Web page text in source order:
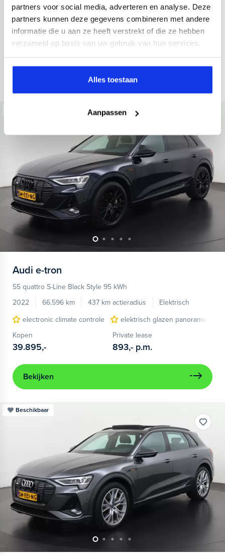
partners voor social media, adverteren en analyse. Deze
partners kunnen deze gegevens combineren met andere
informatie die u aan ze heeft verstrekt of die ze hebben
verzameld op basis van uw gebruik van hun services.
Alles toestaan
Aanpassen
34.998 km 437 km actieradius
Elektrisch
electronic climate controle
elektrisch glazen panorama-dak
Kopen
36.895,-
Private lease
793,- p.m.
Audi e-tron
55 quattro S-Line Black Style 95 kWh
2022
66.596 km 437 km actieradius
Elektrisch
electronic climate controle
elektrisch glazen panorama-dak
Kopen
39.895,-
Private lease
893,- p.m.
Bekijken
Beschikbaar